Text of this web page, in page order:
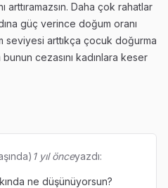
arttıramazsın. Daha çok rahatlar
güç verince doğum oranı
seviyesi arttıkça çocuk doğurma
cezasını kadınlara keser
1 yıl önceyazdı:
ne düşünüyorsun?